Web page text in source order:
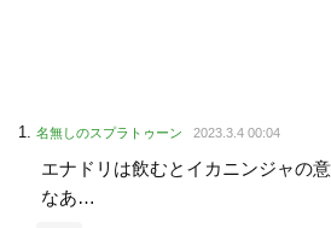
名無しのスプラトゥーン 2023.3.4 00:04
エナドリは飲むとイカニンジャの
なあ…